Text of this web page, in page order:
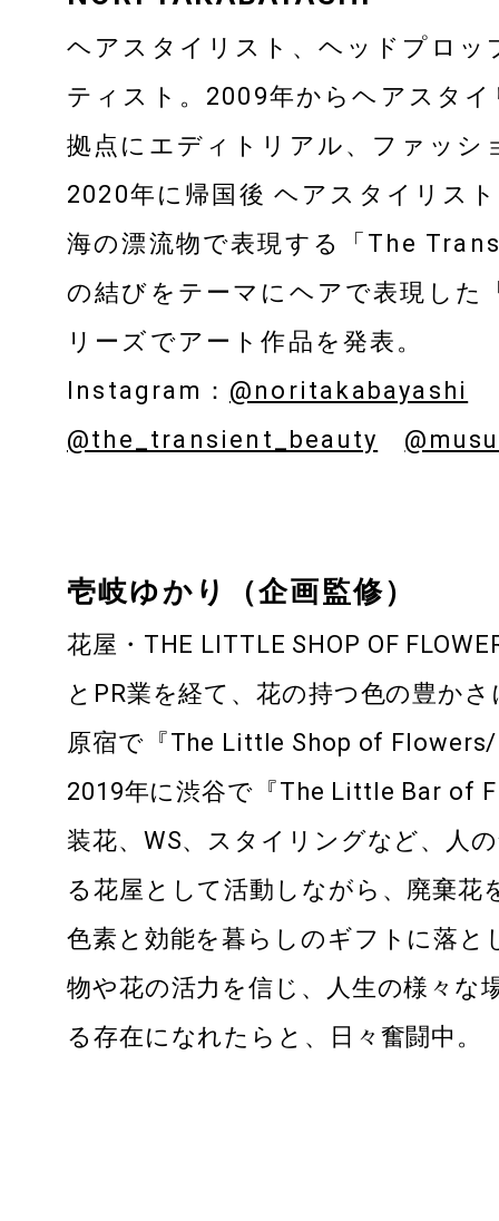
ヘアスタイリスト、ヘッドプロッ
ティスト。2009年からヘアスタ
拠点にエディトリアル、ファッシ
2020年に帰国後 ヘアスタイリス
海の漂流物で表現する「The
の結びをテーマにヘアで表現した
リーズでアート作品を発表。
Instagram： @noritakabayashi
@the_transient_beauty
壱岐ゆかり（企画監修）
花屋・THE LITTLE SHOP OF
とPR業を経て、花の持つ色の豊か
原宿で『The Little Shop of
2019年に渋谷で『The Little Bar of
装花、WS、スタイリングなど、人
る花屋として活動しながら、廃棄花
色素と効能を暮らしのギフトに落と
物や花の活力を信じ、人生の様々な
る存在になれたらと、日々奮闘中。